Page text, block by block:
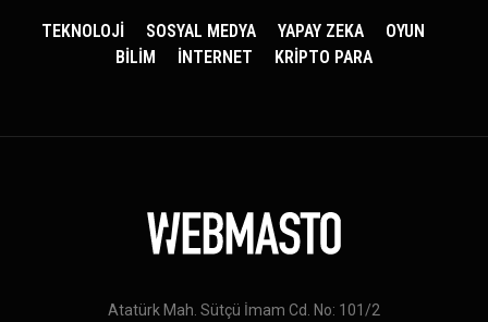
TEKNOLOJİ SOSYAL MEDYA YAPAY ZEKA
OYUN
BİLİM
İNTERNET KRİPTO PARA
Atatürk Mah. Sütçü İmam Cd. No: 101/2